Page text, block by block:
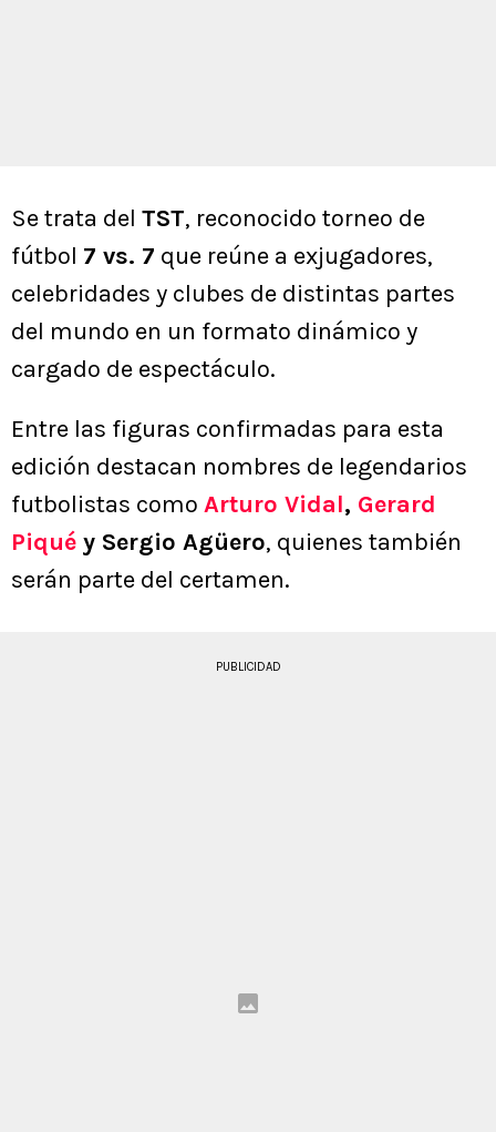
Se trata del TST, reconocido torneo de
fútbol 7 vs. 7 que reúne a exjugadores,
celebridades y clubes de distintas partes
del mundo en un formato dinámico y
cargado de espectáculo.
Entre las figuras confirmadas para esta
edición destacan nombres de legendarios
futbolistas como Arturo Vidal, Gerard
Piqué y Sergio Agüero, quienes también
serán parte del certamen.
PUBLICIDAD